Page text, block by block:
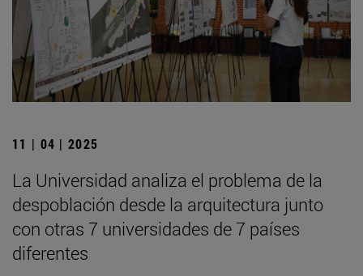
11 | 04 | 2025
La Universidad analiza el problema de la
despoblación desde la arquitectura junto
con otras 7 universidades de 7 países
diferentes